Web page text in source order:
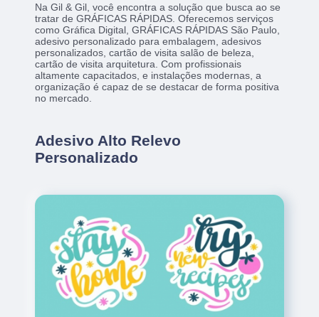
Na Gil & Gil, você encontra a solução que busca ao se
tratar de GRÁFICAS RÁPIDAS. Oferecemos serviços
como Gráfica Digital, GRÁFICAS RÁPIDAS São Paulo,
adesivo personalizado para embalagem, adesivos
personalizados, cartão de visita salão de beleza,
cartão de visita arquitetura. Com profissionais
altamente capacitados, e instalações modernas, a
organização é capaz de se destacar de forma positiva
no mercado.
Adesivo Alto Relevo
Personalizado